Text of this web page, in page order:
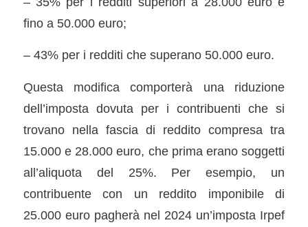
fino a 50.000 euro;
– 43% per i redditi che superano 50.000 euro.
Questa modifica comporterà una riduzione
dell’imposta dovuta per i contribuenti che si
trovano nella fascia di reddito compresa tra
15.000 e 28.000 euro, che prima erano soggetti
all’aliquota del 25%. Per esempio, un
contribuente con un reddito imponibile di
25.000 euro pagherà nel 2024 un’imposta Irpef